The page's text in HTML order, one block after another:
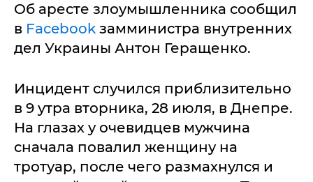
Об аресте злоумышленника сообщил
в Facebook замминистра внутренних
дел Украины Антон Геращенко.
Инцидент случился приблизительно
в 9 утра вторника, 28 июля, в Днепре.
На глазах у очевидцев мужчина
сначала повалил женщину на
тротуар, после чего размахнулся и